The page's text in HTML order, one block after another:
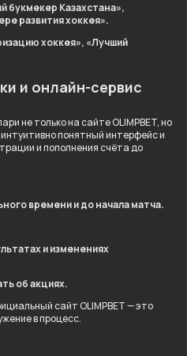
букмекер Казахстана»,
развития хоккея».
хоккея», «Лучший
и онлайн-сервис
не только на сайте OLIMPBET, но
понятный интерфейс и
и пополнения счёта до
времени и до начала матча.
и изменениях
об акциях.
сайт OLIMPBET — это
в процесс.